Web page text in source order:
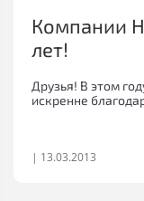
Компании
лет!
Друзья! В этом
искренне
| 13.03.2013